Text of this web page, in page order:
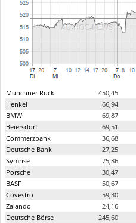
Münchner Rück 450,45
Henkel
66,94
BMW
69,87
Beiersdorf
69,51
Commerzbank
36,68
Deutsche Bank
27,25
Symrise
75,86
Porsche
30,47
BASF
50,67
Covestro
59,30
Zalando
24,16
Deutsche Börse
245,60